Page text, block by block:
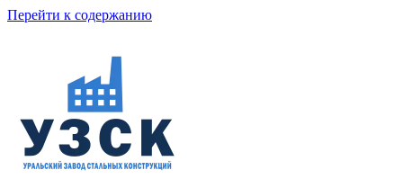
Перейти к содержанию